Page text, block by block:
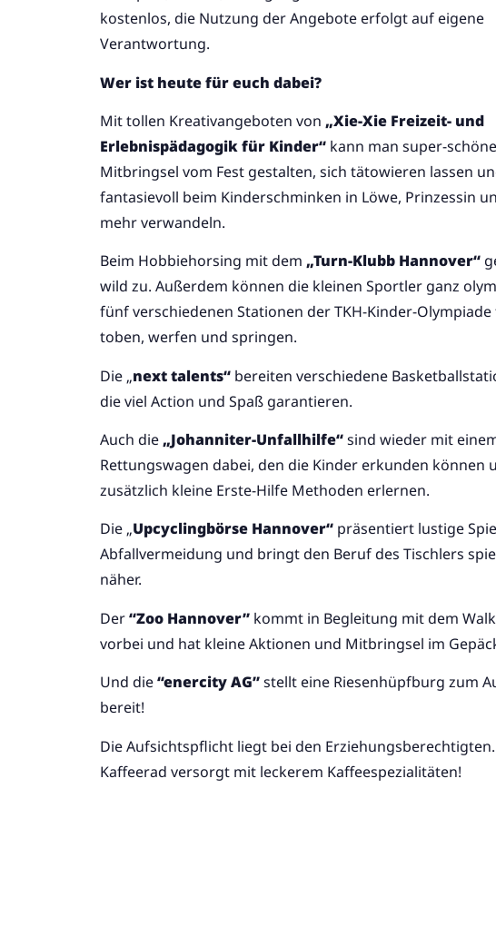
kostenlos, die Nutzung der Angebote erfolgt auf eigene
Verantwortung.
Wer ist heute für euch dabei?
Mit tollen Kreativangeboten von „Xie-Xie Freizeit- und
Erlebnispädagogik für Kinder“ kann man super-schöne
Mitbringsel vom Fest gestalten, sich tätowieren lassen
fantasievoll beim Kinderschminken in Löwe, Prinzessin
mehr verwandeln.
Beim Hobbiehorsing mit dem „Turn-Klubb Hannover“
wild zu. Außerdem können die kleinen Sportler ganz
fünf verschiedenen Stationen der TKH-Kinder-
toben, werfen und springen.
Die „next talents“ bereiten verschiedene
die viel Action und Spaß garantieren.
Auch die „Johanniter-Unfallhilfe“sind wieder mit
Rettungswagen dabei, den die Kinder erkunden können
zusätzlich kleine Erste-Hilfe Methoden erlernen.
Die „Upcyclingbörse Hannover“ präsentiert lustige
Abfallvermeidung und bringt den Beruf des Tischlers
näher.
Der“Zoo Hannover” kommt in Begleitung mit dem
vorbei und hat kleine Aktionen und Mitbringsel im
Und die“enercity AG”stellt eine Riesenhüpfburg zum
bereit!
Die Aufsichtspflicht liegt bei den Erziehungsberechtigten.
Kaffeerad versorgt mit leckerem Kaffeespezialitäten!